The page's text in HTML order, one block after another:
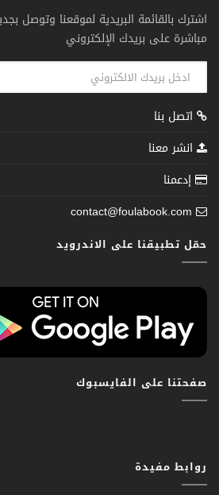
اشترك بالقائمة البريدية لموقعنا وتوصل
مباشرة على بريدك الإلكتروني
اتصل بنا
انشر معنا
إدعمنا
contact@foulabook.com
حمّل تطبيقنا على الاندرويد
صفحتنا على الفايسبوك
روابط مفيدة